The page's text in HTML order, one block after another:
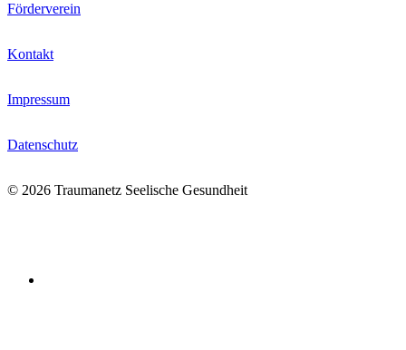
Förderverein
Kontakt
Impressum
Datenschutz
© 2026 Traumanetz Seelische Gesundheit